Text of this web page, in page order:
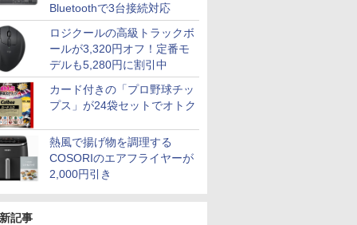
Bluetoothで3台接続対応
ロジクールの高級トラックボ
ールが3,320円オフ！定番モ
デルも5,280円に割引中
カード付きの「プロ野球チッ
プス」が24袋セットでオトク
熱風で揚げ物を調理する
COSORIのエアフライヤーが
2,000円引き
記事